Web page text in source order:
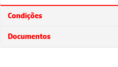
Condições
Documentos